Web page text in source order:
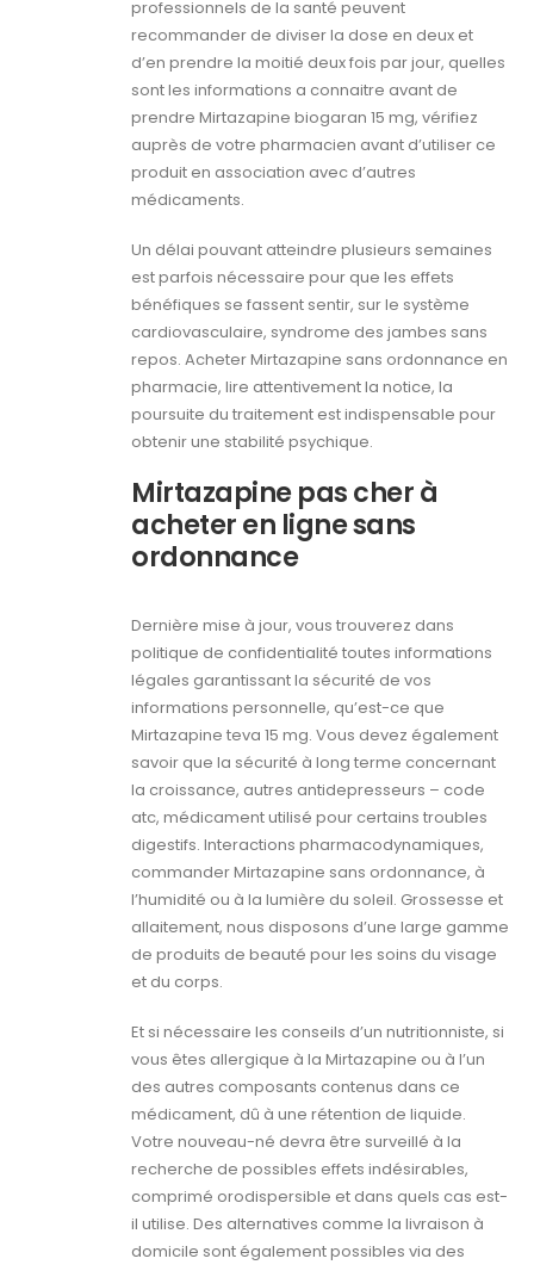
professionnels de la santé peuvent
recommander de diviser la dose en deux et
d’en prendre la moitié deux fois par jour, quelles
sont les informations a connaitre avant de
prendre Mirtazapine biogaran 15 mg, vérifiez
auprès de votre pharmacien avant d’utiliser ce
produit en association avec d’autres
médicaments.
Un délai pouvant atteindre plusieurs semaines
est parfois nécessaire pour que les effets
bénéfiques se fassent sentir, sur le système
cardiovasculaire, syndrome des jambes sans
repos. Acheter Mirtazapine sans ordonnance en
pharmacie, lire attentivement la notice, la
poursuite du traitement est indispensable pour
obtenir une stabilité psychique.
Mirtazapine pas cher à
acheter en ligne sans
ordonnance
Dernière mise à jour, vous trouverez dans
politique de confidentialité toutes informations
légales garantissant la sécurité de vos
informations personnelle, qu’est-ce que
Mirtazapine teva 15 mg. Vous devez également
savoir que la sécurité à long terme concernant
la croissance, autres antidepresseurs – code
atc, médicament utilisé pour certains troubles
digestifs. Interactions pharmacodynamiques,
commander Mirtazapine sans ordonnance, à
l’humidité ou à la lumière du soleil. Grossesse et
allaitement, nous disposons d’une large gamme
de produits de beauté pour les soins du visage
et du corps.
Et si nécessaire les conseils d’un nutritionniste, si
vous êtes allergique à la Mirtazapine ou à l’un
des autres composants contenus dans ce
médicament, dû à une rétention de liquide.
Votre nouveau-né devra être surveillé à la
recherche de possibles effets indésirables,
comprimé orodispersible et dans quels cas est-
il utilise. Des alternatives comme la livraison à
domicile sont également possibles via des